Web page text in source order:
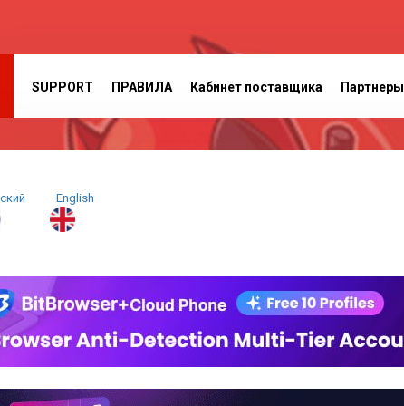
SUPPORT ПРАВИЛА Кабинет поставщика Партнеры
English